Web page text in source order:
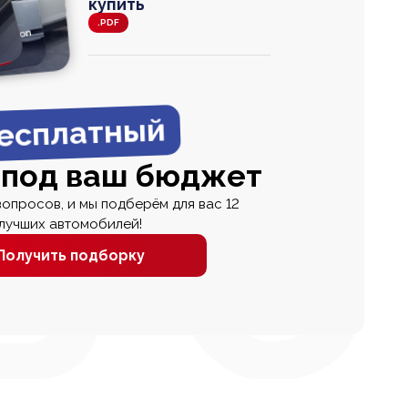
000
купить
.PDF
ваш бюджет
и мы подберём для вас 12
автомобилей!
подборку